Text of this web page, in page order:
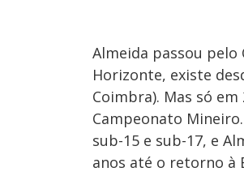
Almeida passou pelo
Horizonte, existe
Coimbra). Mas só
Campeonato
sub-15 e sub-17, e
anos até o retorno à